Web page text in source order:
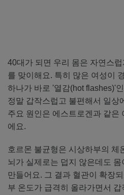
40대가 되면 우리 몸은 자연스
를 맞이해요. 특히 많은 여성이
하나가 바로 '열감(hot flashes)'
정말 갑작스럽고 불편해서 일상
주요 원인은 에스트로겐과 같은
에요.
호르몬 불균형은 시상하부의 체
뇌가 실제로는 덥지 않은데도 몸
만들어요. 그 결과 혈관이 확장
부 온도가 급격히 올라가면서 갑